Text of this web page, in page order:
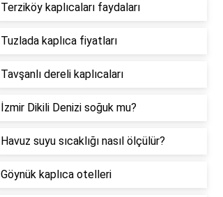
Terziköy kaplıcaları faydaları
Tuzlada kaplıca fiyatları
Tavşanlı dereli kaplıcaları
İzmir Dikili Denizi soğuk mu?
Havuz suyu sıcaklığı nasıl ölçülür?
Göynük kaplıca otelleri